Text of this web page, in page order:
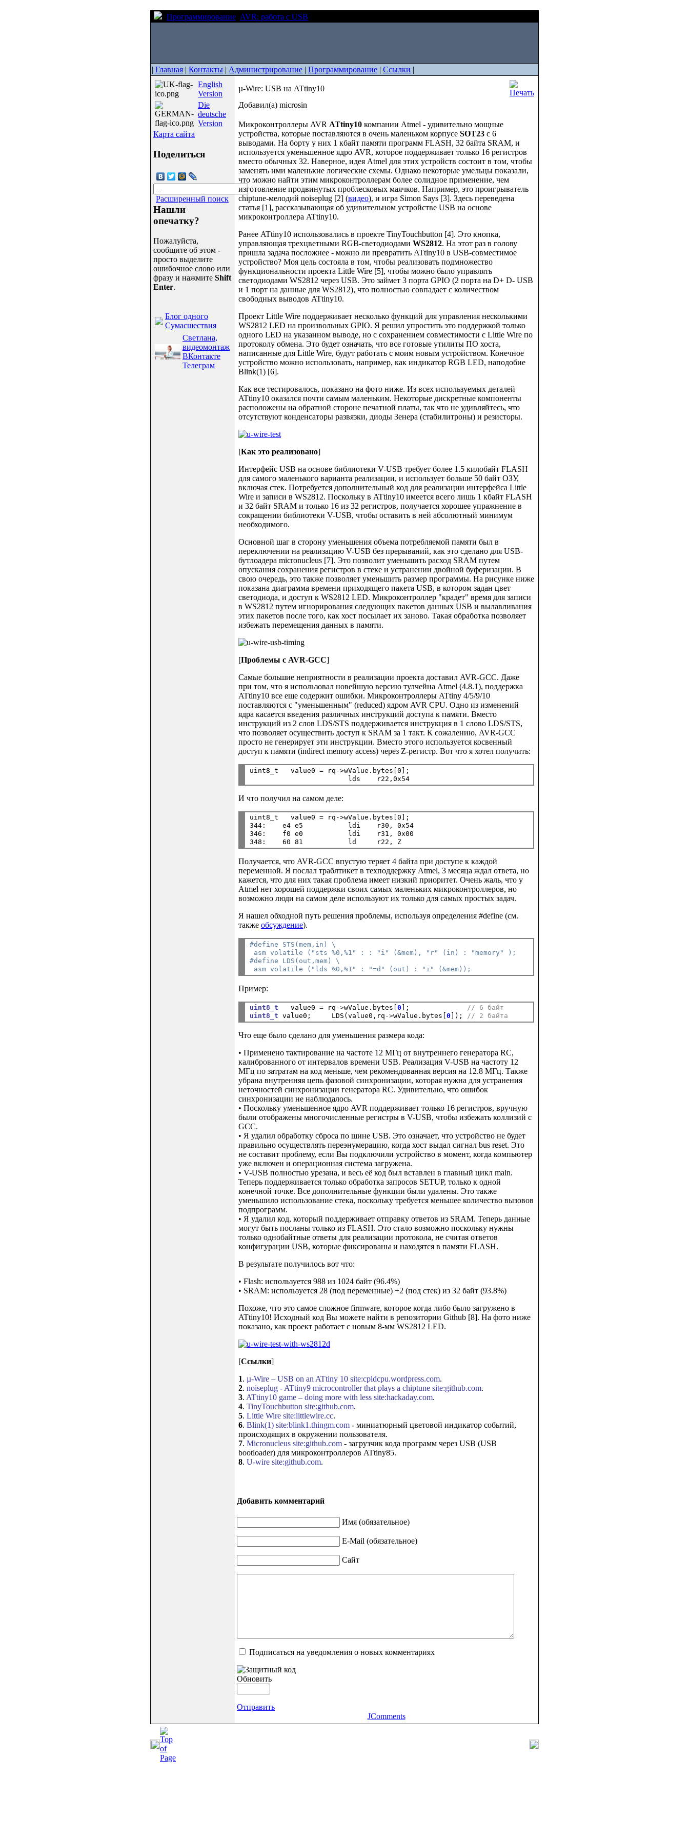
Программирование AVR: работа с USB
| Главная | Контакты | Администрирование | Программирование | Ссылки |
English
Version
Die
deutsche
Version
Карта сайта
Поделиться
Расширенный поиск
Нашли
опечатку?
Пожалуйста,
сообщите об этом -
просто выделите
ошибочное слово или
фразу и нажмите Shift
Enter.
Блог одного
Сумасшествия
Светлана,
видеомонтаж
ВКонтакте
Телеграм
µ-Wire: USB на ATtiny10
Добавил(а) microsin
Микроконтроллеры AVR ATtiny10 компании Atmel - удивительно мощные
устройства, которые поставляются в очень маленьком корпусе SOT23 с 6
выводами. На борту у них 1 кбайт памяти программ FLASH, 32 байта SRAM, и
используется уменьшенное ядро AVR, которое поддерживает только 16 регистров
вместо обычных 32. Наверное, идея Atmel для этих устройств состоит в том, чтобы
заменять ими маленькие логические схемы. Однако некоторые умельцы показали,
что можно найти этим микроконтроллерам более солидное применение, чем
изготовление продвинутых проблесковых маячков. Например, это проигрыватель
chiptune-мелодий noiseplug [2] (видео), и игра Simon Says [3]. Здесь переведена
статья [1], рассказывающая об удивительном устройстве USB на основе
микроконтроллера ATtiny10.
Ранее ATtiny10 использовались в проекте TinyTouchbutton [4]. Это кнопка,
управляющая трехцветными RGB-светодиодами WS2812. На этот раз в голову
пришла задача посложнее - можно ли превратить ATtiny10 в USB-совместимое
устройство? Моя цель состояла в том, чтобы реализовать подмножество
функциональности проекта Little Wire [5], чтобы можно было управлять
светодиодами WS2812 через USB. Это займет 3 порта GPIO (2 порта на D+ D- USB
и 1 порт на данные для WS2812), что полностью совпадает с количеством
свободных выводов ATtiny10.
Проект Little Wire поддерживает несколько функций для управления несколькими
WS2812 LED на произвольных GPIO. Я решил упростить это поддержкой только
одного LED на указанном выводе, но с сохранением совместимости с Little Wire по
протоколу обмена. Это будет означать, что все готовые утилиты ПО хоста,
написанные для Little Wire, будут работать с моим новым устройством. Конечное
устройство можно использовать, например, как индикатор RGB LED, наподобие
Blink(1) [6].
Как все тестировалось, показано на фото ниже. Из всех используемых деталей
ATtiny10 оказался почти самым маленьким. Некоторые дискретные компоненты
расположены на обратной стороне печатной платы, так что не удивляйтесь, что
отсутствуют конденсаторы развязки, диоды Зенера (стабилитроны) и резисторы.
[Как это реализовано]
Интерфейс USB на основе библиотеки V-USB требует более 1.5 килобайт FLASH
для самого маленького варианта реализации, и использует больше 50 байт ОЗУ,
включая стек. Потребуется дополнительный код для реализации интерфейса Little
Wire и записи в WS2812. Поскольку в ATtiny10 имеется всего лишь 1 кбайт FLASH
и 32 байт SRAM и только 16 из 32 регистров, получается хорошее упражнение в
сокращении библиотеки V-USB, чтобы оставить в ней абсолютный минимум
необходимого.
Основной шаг в сторону уменьшения объема потребляемой памяти был в
переключении на реализацию V-USB без прерываний, как это сделано для USB-
бутлоадера micronucleus [7]. Это позволит уменьшить расход SRAM путем
опускания сохранения регистров в стеке и устранении двойной буферизации. В
свою очередь, это также позволяет уменьшить размер программы. На рисунке ниже
показана диаграмма времени приходящего пакета USB, в котором задан цвет
светодиода, и доступ к WS2812 LED. Микроконтроллер "крадет" время для записи
в WS2812 путем игнорирования следующих пакетов данных USB и вылавливания
этих пакетов после того, как хост посылает их заново. Такая обработка позволяет
избежать перемещения данных в памяти.
[Проблемы с AVR-GCC]
Самые большие неприятности в реализации проекта доставил AVR-GCC. Даже
при том, что я использовал новейшую версию тулчейна Atmel (4.8.1), поддержка
ATtiny10 все еще содержит ошибки. Микроконтроллеры ATtiny 4/5/9/10
поставляются с "уменьшенным" (reduced) ядром AVR CPU. Одно из изменений
ядра касается введения различных инструкций доступа к памяти. Вместо
инструкций из 2 слов LDS/STS поддерживается инструкция в 1 слово LDS/STS,
что позволяет осуществить доступ к SRAM за 1 такт. К сожалению, AVR-GCC
просто не генерирует эти инструкции. Вместо этого используется косвенный
доступ к памяти (indirect memory access) через Z-регистр. Вот что я хотел получить:
uint8_t   value0 = rq->wValue.bytes[0];
И что получил на самом деле:
uint8_t   value0 = rq->wValue.bytes[0];
344:    e4 e5           ldi    r30, 0x54
346:    f0 e0           ldi    r31, 0x00
Получается, что AVR-GCC впустую теряет 4 байта при доступе к каждой
переменной. Я послал траблтикет в техподдержку Atmel, 3 месяца ждал ответа, но
кажется, что для них такая проблема имеет низкий приоритет. Очень жаль, что у
Atmel нет хорошей поддержки своих самых маленьких микроконтроллеров, но
возможно люди на самом деле используют их только для самых простых задач.
Я нашел обходной путь решения проблемы, используя определения #define (см.
также обсуждение).
#define STS(mem,in) \
asm volatile ("sts %0,%1" : : "i" (&mem), "r" (in) : "memory" );
#define LDS(out,mem) \
asm volatile ("lds %0,%1" : "=d" (out) : "i" (&mem));
Пример:
uint8_t
   value0
= rq ->wValue.bytes[0 ]; // 6 байт
uint8_t value0;     LDS(value0,rq ->wValue.bytes[0 ]); // 2 байта
Что еще было сделано для уменьшения размера кода:
• Применено тактирование на частоте 12 МГц от внутреннего генератора RC,
калиброванного от интервалов времени USB. Реализация V-USB на частоту 12
МГц по затратам на код меньше, чем рекомендованная версия на 12.8 МГц. Также
убрана внутренняя цепь фазовой синхронизации, которая нужна для устранения
неточностей синхронизации генератора RC. Удивительно, что ошибок
синхронизации не наблюдалось.
• Поскольку уменьшенное ядро AVR поддерживает только 16 регистров, вручную
были отображены многочисленные регистры в V-USB, чтобы избежать коллизий с
GCC.
• Я удалил обработку сброса по шине USB. Это означает, что устройство не будет
правильно осуществлять переэнумерацию, когда хост выдал сигнал bus reset. Это
не составит проблему, если Вы подключили устройство в момент, когда компьютер
уже включен и операционная система загружена.
• V-USB полностью урезана, и весь её код был вставлен в главный цикл main.
Теперь поддерживается только обработка запросов SETUP, только к одной
конечной точке. Все дополнительные функции были удалены. Это также
уменьшило использование стека, поскольку требуется меньшее количество вызовов
подпрограмм.
• Я удалил код, который поддерживает отправку ответов из SRAM. Теперь данные
могут быть посланы только из FLASH. Это стало возможно поскольку нужны
только однобайтные ответы для реализации протокола, не считая ответов
конфигурации USB, которые фиксированы и находятся в памяти FLASH.
В результате получилось вот что:
• Flash: используется 988 из 1024 байт (96.4%)
• SRAM: используется 28 (под переменные) +2 (под стек) из 32 байт (93.8%)
Похоже, что это самое сложное firmware, которое когда либо было загружено в
ATtiny10! Исходный код Вы можете найти в репозитории Github [8]. На фото ниже
показано, как проект работает с новым 8-мм WS2812 LED.
[Ссылки]
1. µ-Wire – USB on an ATtiny 10 site:cpldcpu.wordpress.com.
2. noiseplug - ATtiny9 microcontroller that plays a chiptune site:github.com.
3. ATtiny10 game – doing more with less site:hackaday.com.
4. TinyTouchbutton site:github.com.
5. Little Wire site:littlewire.cc.
6. Blink(1) site:blink1.thingm.com - миниатюрный цветовой индикатор событий,
происходящих в окружении пользователя.
7. Micronucleus site:github.com - загрузчик кода программ через USB (USB
bootloader) для микроконтроллеров ATtiny85.
8. U-wire site:github.com.
Добавить комментарий
Имя (обязательное)
E-Mail (обязательное)
Сайт
Подписаться на уведомления о новых комментариях
Обновить
Отправить
JComments